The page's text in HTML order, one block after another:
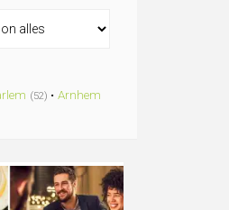
(52) • Arnhem